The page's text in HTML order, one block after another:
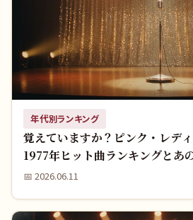
年代別ランキング
覚えていますか？ピンク・レデ
1977年ヒット曲ランキングとあ
📅 2026.06.11